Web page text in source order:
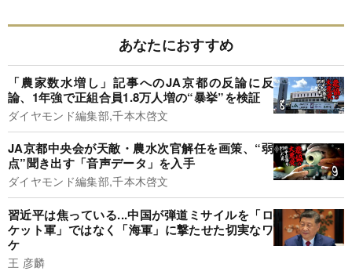
あなたにおすすめ
「農家数水増し」記事へのJA京都の反論に反
論、1年強で正組合員1.8万人増の“暴挙”を検証
ダイヤモンド編集部,千本木啓文
JA京都中央会が天敵・農水次官解任を画策、“弱
点”聞き出す「音声データ」を入手
ダイヤモンド編集部,千本木啓文
習近平は焦っている...中国が弾道ミサイルを「ロ
ケット軍」ではなく「海軍」に撃たせた切実なワ
ケ
王 彦麟